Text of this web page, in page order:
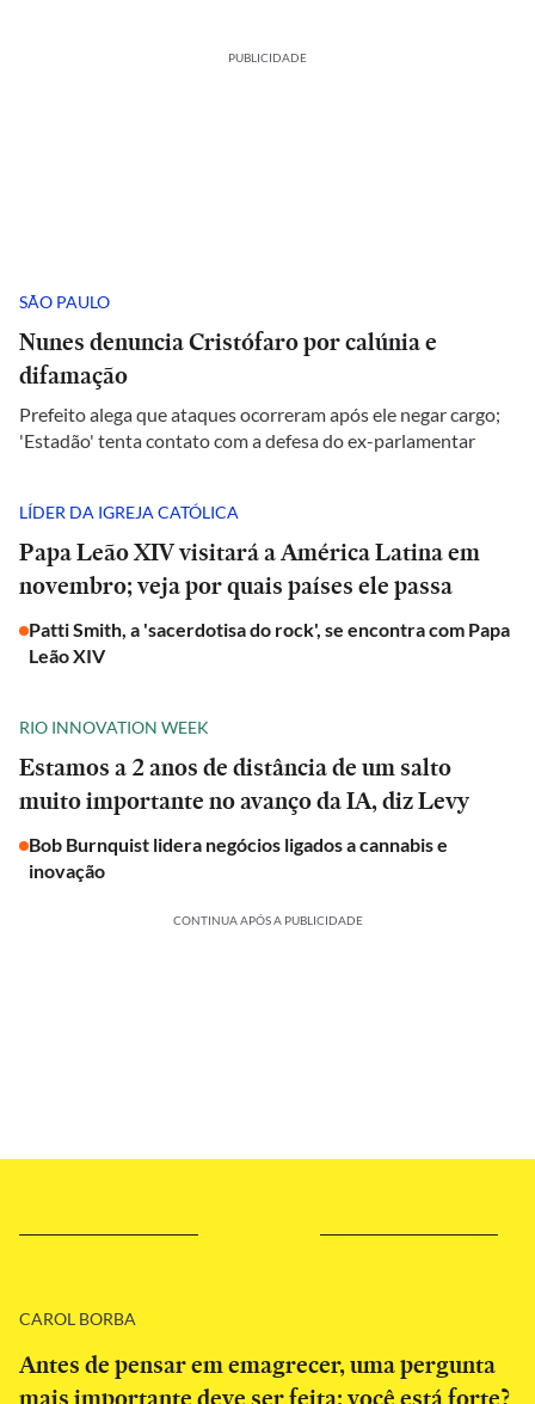
PUBLICIDADE
SÃO PAULO
Nunes denuncia Cristófaro por calúnia e
difamação
Prefeito alega que ataques ocorreram após ele negar cargo;
'Estadão' tenta contato com a defesa do ex-parlamentar
LÍDER DA IGREJA CATÓLICA
Papa Leão XIV visitará a América Latina em
novembro; veja por quais países ele passa
Patti Smith, a 'sacerdotisa do rock', se encontra com Papa
Leão XIV
RIO INNOVATION WEEK
Estamos a 2 anos de distância de um salto
muito importante no avanço da IA, diz Levy
Bob Burnquist lidera negócios ligados a cannabis e
inovação
CONTINUA APÓS A PUBLICIDADE
CAROL BORBA
Antes de pensar em emagrecer, uma pergunta